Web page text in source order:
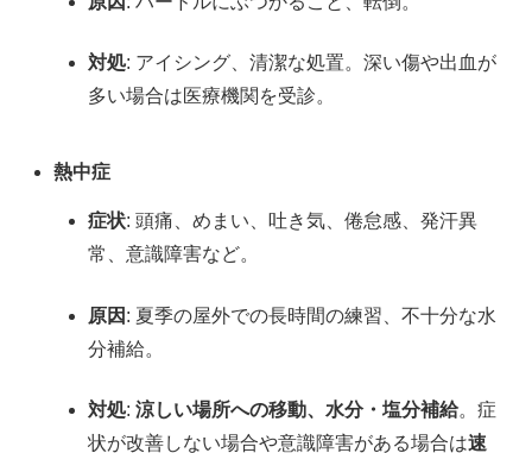
対処: アイシング、清潔な処置。深い傷や出血が
多い場合は医療機関を受診。
熱中症
症状: 頭痛、めまい、吐き気、倦怠感、発汗異
常、意識障害など。
原因 : 夏季の屋外での長時間の練習、不十分な水
分補給。
対処:涼しい場所への移動、水分・塩分補給。症
状が改善しない場合や意識障害がある場合は速